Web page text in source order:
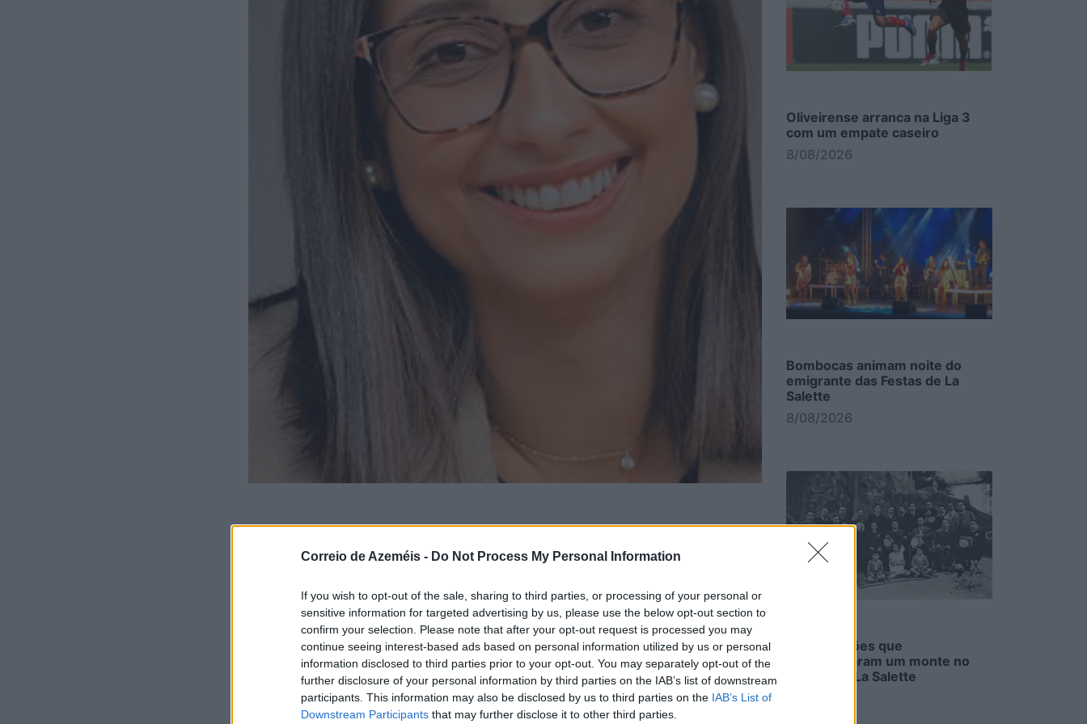
Correio de Azeméis - Do Not Process My Personal Information
If you wish to opt-out of the sale, sharing to third parties, or processing of your personal or
sensitive information for targeted advertising by us, please use the below opt-out section to
confirm your selection. Please note that after your opt-out request is processed you may
continue seeing interest-based ads based on personal information utilized by us or personal
information disclosed to third parties prior to your opt-out. You may separately opt-out of the
further disclosure of your personal information by third parties on the IAB’s list of downstream
participants. This information may also be disclosed by us to third parties on the IAB’s List of
Downstream Participants that may further disclose it to other third parties.
Comprar casa é um dos passos mais importantes na vida de muitas pessoas! O
contrato-promessa é um contrato facultativo, mas no setor imobiliário assume um
papel de grande importância e, por isso, o processo de compra de uma casa
começa com a assinatura deste contrato.
Mas, afinal, o que é o contrato-promessa?
Oliveirense arranca na Liga 3
com um empate caseiro
8/08/2026
Bombocas animam noite do
emigrante das Festas de La
Salette
8/08/2026
As comissões que
transformaram um monte no
Parque de La Salette